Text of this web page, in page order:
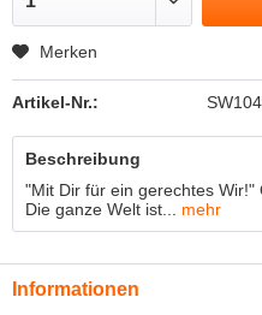
Merken
Artikel-Nr.:
Beschreibung
"Mit Dir für ein gerechtes Wir!"
Die ganze Welt ist...
mehr
Informationen